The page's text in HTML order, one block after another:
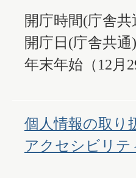
開庁時間(庁舎
開庁日(庁舎共
年末年始（12月
個人情報の取り
アクセシビリテ